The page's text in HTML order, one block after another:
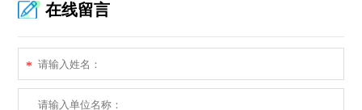
在线留言
*